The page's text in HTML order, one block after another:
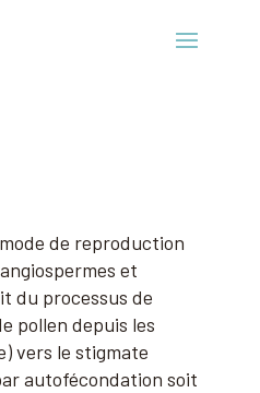
de reproduction
et
du processus de
pollen depuis les
vers le stigmate
autofécondation soit